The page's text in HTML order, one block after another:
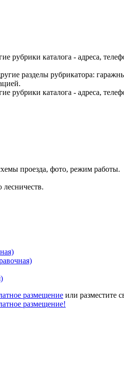
рубрики каталога - адреса,
разделы рубрикатора:
рубрики каталога - адреса,
проезда, фото, режим работы.
размещение или разместите
размещение!